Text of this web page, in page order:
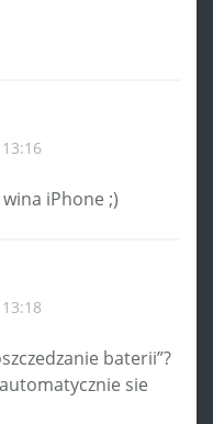
iPhone ;)
baterii”?
sie